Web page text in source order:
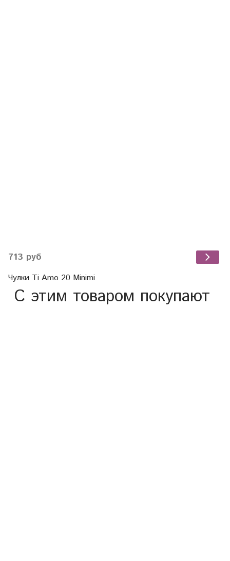
713 руб
Чулки Ti Amo 20 Minimi
С этим товаром покупают